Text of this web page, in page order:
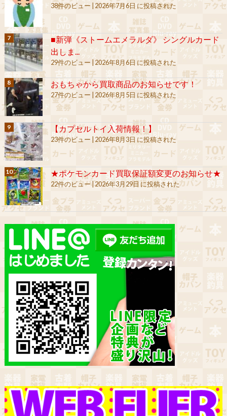
38件のビュー 2026年7月6日 に投稿された
■新弾《ストームエメラルダ》 シングルカード
出しま...
29件のビュー 2026年8月6日 に投稿された
おもちゃから買取商品のお知らせです！
27件のビュー 2026年8月5日 に投稿された
【カプセルトイ入荷情報！】
23件のビュー 2026年8月3日 に投稿された
★ポケモンカード買取保証額変更のお知らせ★
22件のビュー|2026年3月29日 に投稿された